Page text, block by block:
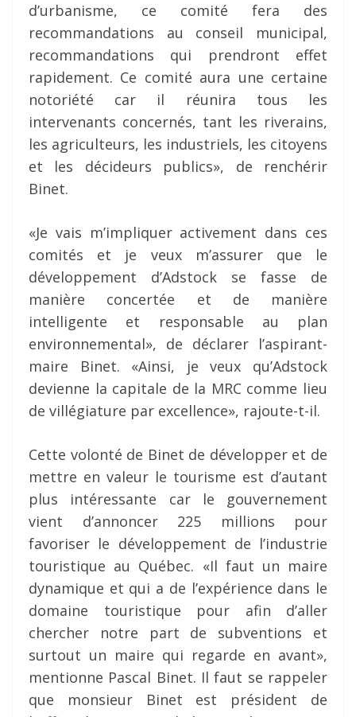
d’urbanisme, ce comité fera des
recommandations au conseil municipal,
recommandations qui prendront effet
rapidement. Ce comité aura une certaine
notoriété car il réunira tous les
intervenants concernés, tant les riverains,
les agriculteurs, les industriels, les citoyens
et les décideurs publics», de renchérir
Binet.
«Je vais m’impliquer activement dans ces
comités et je veux m’assurer que le
développement d’Adstock se fasse de
manière concertée et de manière
intelligente et responsable au plan
environnemental», de déclarer l’aspirant-
maire Binet. «Ainsi, je veux qu’Adstock
devienne la capitale de la MRC comme lieu
de villégiature par excellence», rajoute-t-il.
Cette volonté de Binet de développer et de
mettre en valeur le tourisme est d’autant
plus intéressante car le gouvernement
vient d’annoncer 225 millions pour
favoriser le développement de l’industrie
touristique au Québec. «Il faut un maire
dynamique et qui a de l’expérience dans le
domaine touristique pour afin d’aller
chercher notre part de subventions et
surtout un maire qui regarde en avant»,
mentionne Pascal Binet. Il faut se rappeler
que monsieur Binet est président de